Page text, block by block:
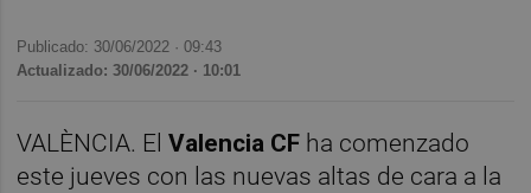
Publicado: 30/06/2022 ·09:43
Actualizado: 30/06/2022 · 10:01
VALÈNCIA. ElValencia CF ha comenzado
este jueves con las nuevas altas de cara a la